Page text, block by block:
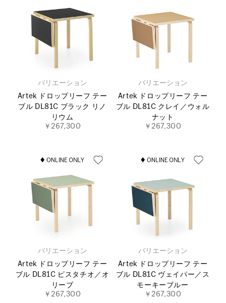
バリエーション
Artek ドロップリーフ テー
ブル DL81C ブラック リノ
リウム
￥267,300
バリエーション
Artek ドロップリーフ テー
ブル DL81C クレイ／ウォル
ナット
￥267,300
バリエーション
Artek ドロップリーフ テー
ブル DL81C ピスタチオ／オ
リーブ
￥267,300
バリエーション
Artek ドロップリーフ テー
ブル DL81C ヴェイパー／ス
モーキーブルー
￥267,300